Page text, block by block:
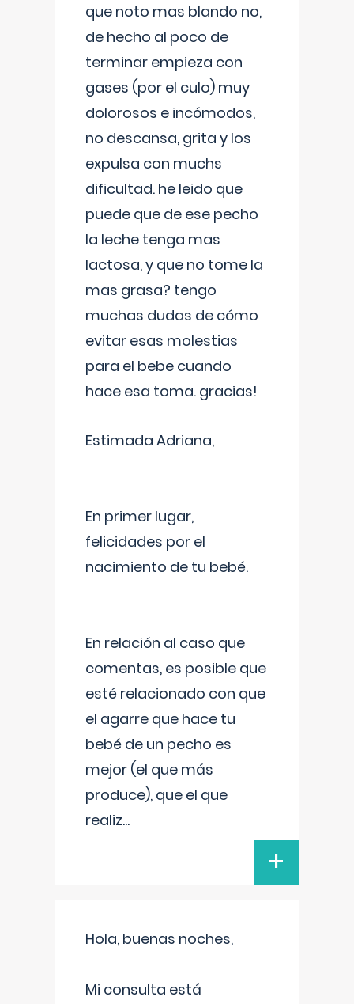
que noto mas blando no,
de hecho al poco de
terminar empieza con
gases (por el culo) muy
dolorosos e incómodos,
no descansa, grita y los
expulsa con muchs
dificultad. he leido que
puede que de ese pecho
la leche tenga mas
lactosa, y que no tome la
mas grasa? tengo
muchas dudas de cómo
evitar esas molestias
para el bebe cuando
hace esa toma. gracias!
Estimada Adriana,
En primer lugar,
felicidades por el
nacimiento de tu bebé.
En relación al caso que
comentas, es posible que
esté relacionado con que
el agarre que hace tu
bebé de un pecho es
mejor (el que más
produce), que el que
realiz...
+
Hola, buenas noches,
Mi consulta está